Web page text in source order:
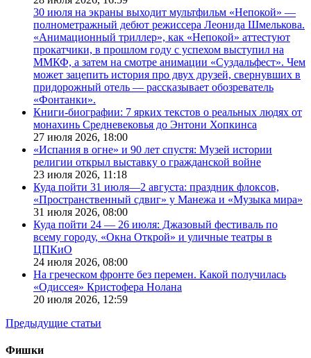
30 июля на экраны выходит мультфильм «Непокой» —
полнометражный дебют режиссера Леонида Шмелькова.
«Анимационный триллер», как «Непокой» аттестуют
прокатчики, в прошлом году с успехом выступил на
ММКФ, а затем на смотре анимации «Суздальфест». Чем
может зацепить история про двух друзей, свернувших в
придорожный отель — рассказывает обозреватель
«Фонтанки».
Книги-биографии: 7 ярких текстов о реальных людях от
монахинь Средневековья до Энтони Хопкинса
27 июля 2026, 18:00
«Испания в огне» и 90 лет спустя: Музей истории
религии открыл выставку о гражданской войне
23 июля 2026, 11:18
Куда пойти 31 июля—2 августа: праздник флоксов,
«Пространственный сдвиг» у Манежа и «Музыка мира»
31 июля 2026, 08:00
Куда пойти 24 — 26 июля: Джазовый фестиваль по
всему городу, «Окна Открой» и уличные театры в
ЦПКиО
24 июля 2026, 08:00
На греческом фронте без перемен. Какой получилась
«Одиссея» Кристофера Нолана
20 июля 2026, 12:59
Предыдущие статьи
Фишки